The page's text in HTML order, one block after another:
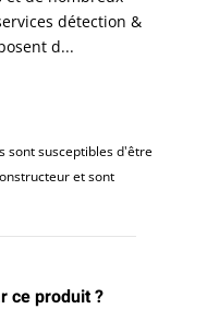
détection &
d...
sont susceptibles d'être
et sont
ce produit ?